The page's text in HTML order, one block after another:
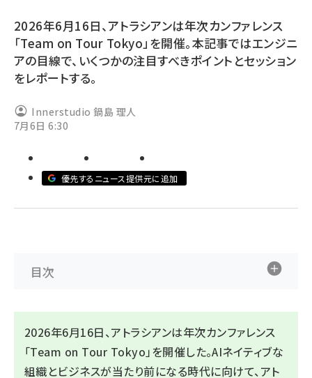
drupal (1940)
genai (1473)
ai crunch (1347)
2026年6月16日、アトラシアンは年次カンファレンス
「Team on Tour Tokyo」を開催。本記事ではエンジニ
アの目線で、いくつかの注目すべきポイントとセッション
をレポートする。
Innerstudio 鍋島 理人
7月6日 6:30
優先するニュース提供元に追加
目次
2026年6月16日、アトラシアンは年次カンファレンス
「Team on Tour Tokyo」を開催した。AIネイティブな
組織とビジネスが当たり前になる時代に向けて、アト